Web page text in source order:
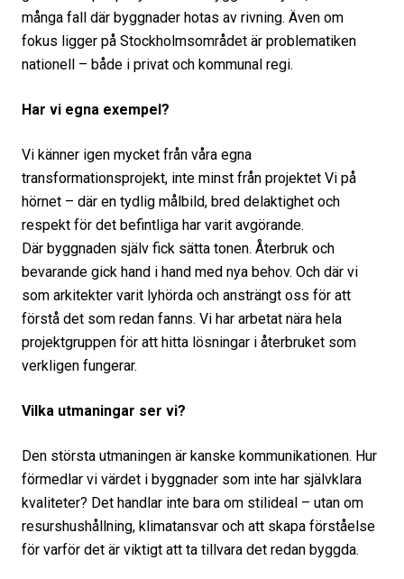
många fall där byggnader hotas av rivning. Även om
fokus ligger på Stockholmsområdet är problematiken
nationell – både i privat och kommunal regi.
Har vi egna exempel?
Vi känner igen mycket från våra egna
transformationsprojekt, inte minst från projektet Vi på
hörnet – där en tydlig målbild, bred delaktighet och
respekt för det befintliga har varit avgörande.
Där byggnaden själv fick sätta tonen. Återbruk och
bevarande gick hand i hand med nya behov. Och där vi
som arkitekter varit lyhörda och ansträngt oss för att
förstå det som redan fanns. Vi har arbetat nära hela
projektgruppen för att hitta lösningar i återbruket som
verkligen fungerar.
Vilka utmaningar ser vi?
Den största utmaningen är kanske kommunikationen. Hur
förmedlar vi värdet i byggnader som inte har självklara
kvaliteter? Det handlar inte bara om stilideal – utan om
resurshushållning, klimatansvar och att skapa förståelse
för varför det är viktigt att ta tillvara det redan byggda.